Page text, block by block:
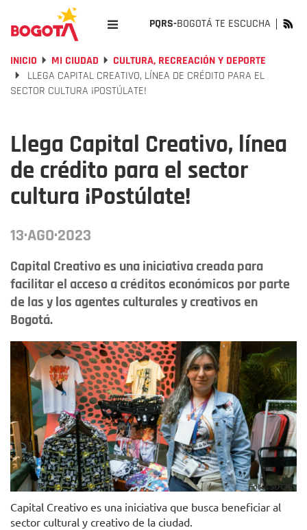
PQRS-BOGOTÁ TE ESCUCHA
INICIO MI CIUDAD
CULTURA, RECREACIÓN Y DEPORTE
LLEGA CAPITAL CREATIVO, LÍNEA DE CRÉDITO PARA EL
SECTOR CULTURA ¡POSTÚLATE!
Llega Capital Creativo, línea
de crédito para el sector
cultura ¡Postúlate!
13·AGO·2023
Capital Creativo es una iniciativa creada para
facilitar el acceso a créditos económicos por parte
de las y los agentes culturales y creativos en
Bogotá.
Foto: SDCRD
Capital Creativo es una iniciativa que busca beneficiar al
sector cultural y creativo de la ciudad.